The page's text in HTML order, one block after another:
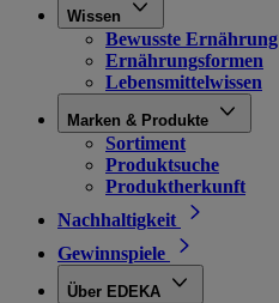
Wissen
Bewusste Ernährung
Ernährungsformen
Lebensmittelwissen
Marken & Produkte
Sortiment
Produktsuche
Produktherkunft
Nachhaltigkeit
Gewinnspiele
Über EDEKA